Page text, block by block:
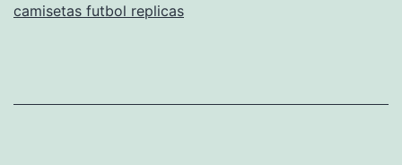
camisetas futbol replicas